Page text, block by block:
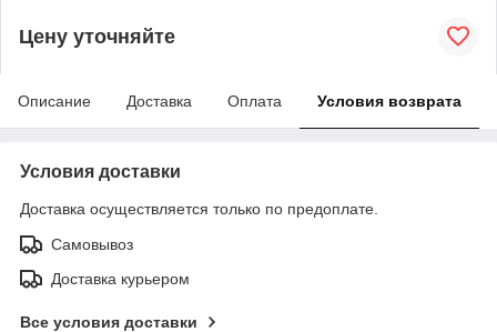
Цену уточняйте
Описание Доставка Оплата Условия возврата
Условия доставки
Доставка осуществляется только по предоплате.
Самовывоз
Доставка курьером
Все условия доставки